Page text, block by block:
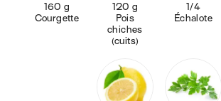
160 g
Courgette
120 g
Pois
chiches
(cuits)
1/4
Échalote